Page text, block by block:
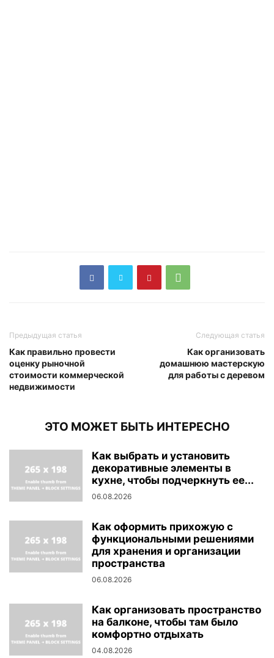
Предыдущая статья
Как правильно провести
оценку рыночной
стоимости коммерческой
недвижимости
Следующая статья
Как организовать
домашнюю мастерскую
для работы с деревом
ЭТО МОЖЕТ БЫТЬ ИНТЕРЕСНО
Как выбрать и установить
декоративные элементы в
кухне, чтобы подчеркнуть ее...
06.08.2026
Как оформить прихожую с
функциональными решениями
для хранения и организации
пространства
06.08.2026
Как организовать пространство
на балконе, чтобы там было
комфортно отдыхать
04.08.2026